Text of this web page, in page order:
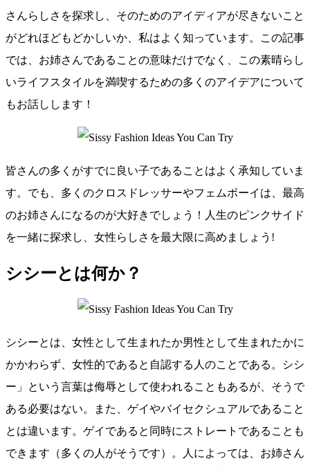
さんらしさを探求し、そのためのアイディアが尽きないこと
がどれほどもどかしいか、私はよく知っています。この記事
では、お姉さんであることの意味だけでなく、この素晴らし
いライフスタイルを満喫するための多くのアイデアについて
もお話しします！
皆さんの多くがすでに良い子であることはよく承知していま
す。でも、多くのクロスドレッサーやフェムボーイは、最高
のお姉さんになるのが大好きでしょう！人生のピンクサイド
を一緒に探求し、女性らしさを最大限に高めましょう!
シシーとは何か？
シシーとは、女性として生まれたか男性として生まれたかに
かかわらず、女性的であると自認する人のことである。シシ
ー」という言葉は侮辱として使われることもあるが、そうで
ある必要はない。また、ゲイやバイセクシュアルであること
とは違います。ゲイであると同時にストレートであることも
できます（多くの人がそうです）。人によっては、お姉さん